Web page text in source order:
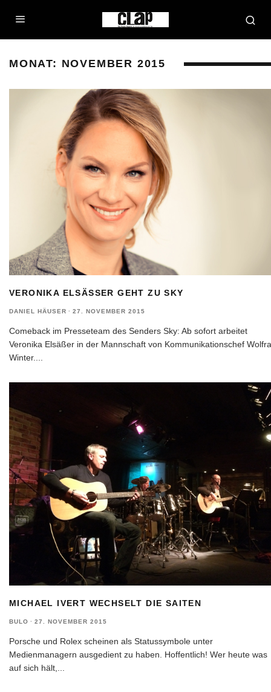
MONAT: NOVEMBER 2015
VERONIKA ELSÄSSER GEHT ZU SKY
DANIEL HÄUSER · 27. NOVEMBER 2015
Comeback im Presseteam des Senders Sky: Ab sofort arbeitet
Veronika Elsäßer in der Mannschaft von Kommunikationschef
Winter.
MICHAEL IVERT WECHSELT DIE SAITEN
BULO · 27. NOVEMBER 2015
Porsche und Rolex scheinen als Statussymbole unter
Medienmanagern ausgedient zu haben. Hoffentlich! Wer heute was
auf sich hält,